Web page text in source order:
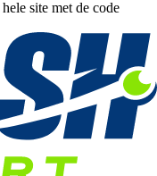
site met de code